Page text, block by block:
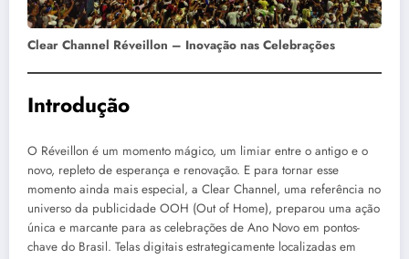
Clear Channel Réveillon – Inovação nas Celebrações
Introdução
O Réveillon é um momento mágico, um limiar entre o antigo e o
novo, repleto de esperança e renovação. E para tornar esse
momento ainda mais especial, a Clear Channel, uma referência no
universo da publicidade OOH (Out of Home), preparou uma ação
única e marcante para as celebrações de Ano Novo em pontos-
chave do Brasil. Telas digitais estrategicamente localizadas em